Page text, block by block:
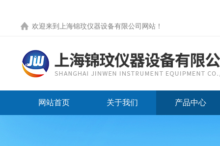
欢迎来到 上海锦玟仪器设备有限公司网站 ！
网站首页 关于我们 产品中心